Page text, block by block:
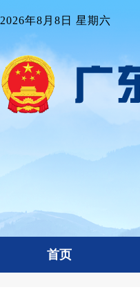
2026年8月8日 星期六
首页